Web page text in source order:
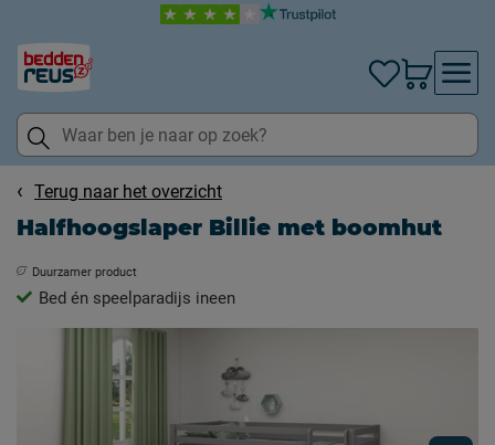
Terug naar het overzicht
Halfhoogslaper Billie met boomhut
Duurzamer product
Bed én speelparadijs ineen